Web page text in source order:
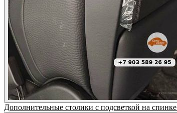
Дополнительные столики с подсветкой на